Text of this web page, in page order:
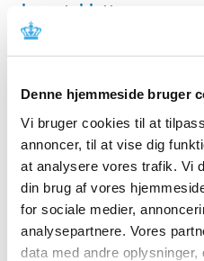
Denne hjemmeside bruger
Vi bruger cookies til at
annoncer, til at vise dig
at analysere vores trafik. Vi
din brug af vores
for sociale medier,
analysepartnere. Vores
data med andre
brusetabletter
|2. maj 2017
Virksomheden Actavis A/S
Alle (2506)
TID
2026 (84)
2025 (158)
2024 (224)